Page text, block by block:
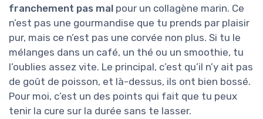
franchement pas mal pour un collagène marin. Ce
n’est pas une gourmandise que tu prends par plaisir
pur, mais ce n’est pas une corvée non plus. Si tu le
mélanges dans un café, un thé ou un smoothie, tu
l’oublies assez vite. Le principal, c’est qu’il n’y ait pas
de goût de poisson, et là-dessus, ils ont bien bossé.
Pour moi, c’est un des points qui fait que tu peux
tenir la cure sur la durée sans te lasser.